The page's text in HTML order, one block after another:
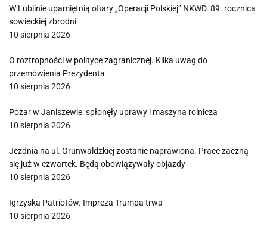
W Lublinie upamiętnią ofiary „Operacji Polskiej” NKWD. 89. rocznica
sowieckiej zbrodni
10 sierpnia 2026
O roztropności w polityce zagranicznej. Kilka uwag do
przemówienia Prezydenta
10 sierpnia 2026
Pożar w Janiszewie: spłonęły uprawy i maszyna rolnicza
10 sierpnia 2026
Jezdnia na ul. Grunwaldzkiej zostanie naprawiona. Prace zaczną
się już w czwartek. Będą obowiązywały objazdy
10 sierpnia 2026
Igrzyska Patriotów. Impreza Trumpa trwa
10 sierpnia 2026